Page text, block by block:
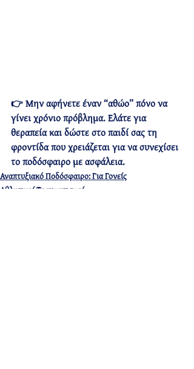
👉 Μην αφήνετε έναν “αθώο” πόνο να
γίνει χρόνιο πρόβλημα. Ελάτε για
θεραπεία και δώστε στο παιδί σας τη
φροντίδα που χρειάζεται για να συνεχίσει
το ποδόσφαιρο με ασφάλεια.
Αναπτυξιακό Ποδόσφαιρο: Για Γονείς
Αθλητικοί Τραυματισμοί